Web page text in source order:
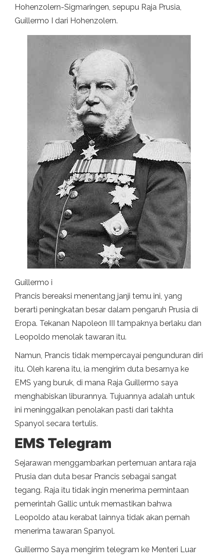
Hohenzolern-Sigmaringen, sepupu Raja Prusia,
Guillermo I dari Hohenzolern.
Guillermo i
Prancis bereaksi menentang janji temu ini, yang
berarti peningkatan besar dalam pengaruh Prusia di
Eropa. Tekanan Napoleon III tampaknya berlaku dan
Leopoldo menolak tawaran itu.
Namun, Prancis tidak mempercayai pengunduran diri
itu. Oleh karena itu, ia mengirim duta besarnya ke
EMS yang buruk, di mana Raja Guillermo saya
menghabiskan liburannya. Tujuannya adalah untuk
ini meninggalkan penolakan pasti dari takhta
Spanyol secara tertulis.
EMS Telegram
Sejarawan menggambarkan pertemuan antara raja
Prusia dan duta besar Prancis sebagai sangat
tegang. Raja itu tidak ingin menerima permintaan
pemerintah Gallic untuk memastikan bahwa
Leopoldo atau kerabat lainnya tidak akan pernah
menerima tawaran Spanyol.
Guillermo Saya mengirim telegram ke Menteri Luar